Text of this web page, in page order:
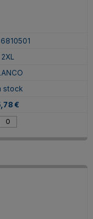
2XL
stock
€